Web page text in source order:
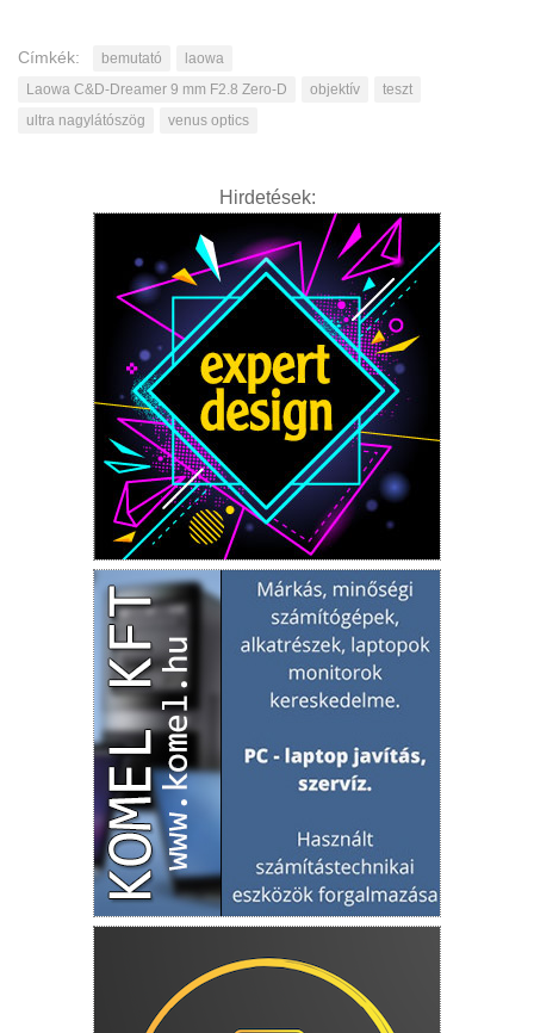
Címkék: bemutató
laowa
Laowa C&D-Dreamer 9 mm F2.8 Zero-D
objektív
teszt
ultra nagylátószög
venus optics
Hirdetések: